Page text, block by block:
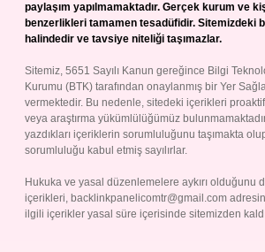
paylaşım yapılmamaktadır. Gerçek kurum ve
benzerlikleri tamamen tesadüfidir. Sitemizdeki
halindedir ve tavsiye niteliği taşımazlar.
Sitemiz, 5651 Sayılı Kanun gereğince Bilgi
Kurumu (BTK) tarafından onaylanmış bir Yer
vermektedir. Bu nedenle, sitedeki içerikleri
veya araştırma yükümlülüğümüz
yazdıkları içeriklerin sorumluluğunu taşımakta
sorumluluğu kabul etmiş sayılırlar.
Hukuka ve yasal düzenlemelere aykırı olduğunu
içerikleri, backlinkpanelicomtr@gmail.com
ilgili içerikler yasal süre içerisinde sitemizden